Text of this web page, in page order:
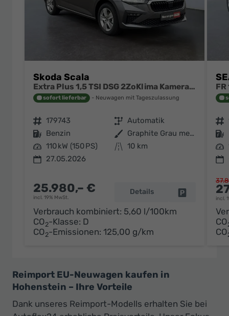
Skoda Scala
Extra Plus 1,5 TSI DSG 2ZoKlima Kamera 2 x PDC Sitzheizung 5j Garantie Dig Cockpit
sofort lieferbar Neuwagen mit Tageszulassung
Fahrzeugnr. 179743 Getriebe Automatik
Kraftstoff Benzin Außenfarbe
Graphite Grau metallic
Leistung 110 kW (150 PS) Kilometerstand 10 km
27.05.2026
25.980,– €
incl. 19% MwSt.
Details Fahrzeug
Verbrauch kombiniert: 5,60 l/100km
CO2-Klasse: D
CO2-Emissionen: 125,00 g/km
Fahrzeugnr.
Kraftstoff
Leistung
incl.
CO
CO
Reimport EU-Neuwagen kaufen in
Hohenstein – Ihre Vorteile
Dank unseres Reimport-Modells erhalten Sie bei